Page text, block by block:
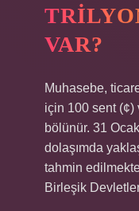
VAR?
Muhasebe,
için 100 sent
bölünür. 31
dolaşımda
tahmin
Birleşik